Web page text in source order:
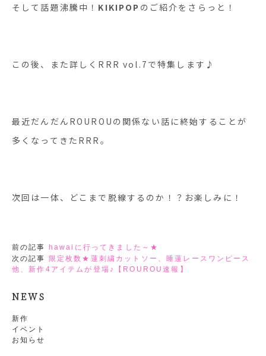
NEWS
新作
イベント
お知らせ
そして話題沸騰中！ KIKIPOP のご紹介をさらっと！
この後、また詳しくRRR vol.7で特集します♪
最近だんだんROUROUの関係ない話に終始することが
多くなってきたRRR。
次回は一体、どこまで脱線するのか！？お楽しみに！
前の記事 hawaiに行ってきました～★
次の記事 限定枚数★蓮刺繍カットソー、睡蓮レースワンピース
他、新作4アイテムが登場♪【ROUROU速報】